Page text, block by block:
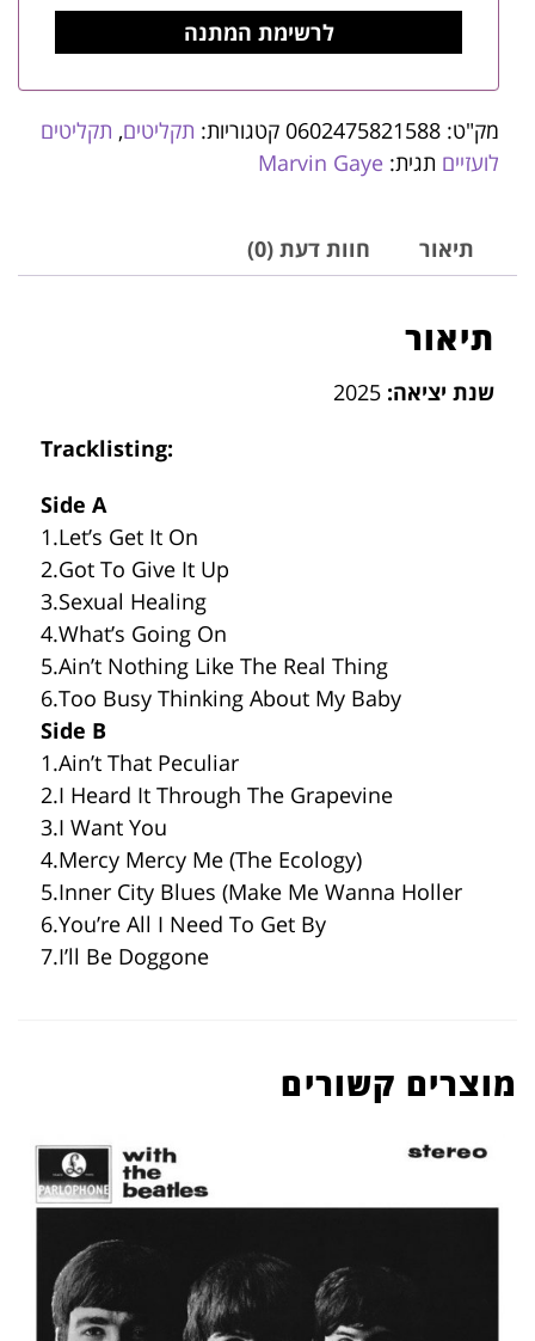
מק"ט: 0602475821588 קטגוריות: תקליטים, תקליטים
לועזיים תגית: Marvin Gaye
תיאור חוות דעת (0)
תיאור
שנת יציאה:
Tracklisting:
Side A
1.Let’s Get It On
2.Got To Give It Up
3.Sexual Healing
4.What’s Going On
5.Ain’t Nothing Like The Real Thing
6.Too Busy Thinking About My Baby
Side B
1.Ain’t That Peculiar
2.I Heard It Through The Grapevine
3.I Want You
4.Mercy Mercy Me (The Ecology)
5.Inner City Blues (Make Me Wanna Holler
6.You’re All I Need To Get By
7.I’ll Be Doggone
מוצרים קשורים